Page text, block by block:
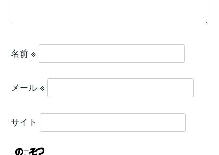
名前 ※
メール ※
サイト